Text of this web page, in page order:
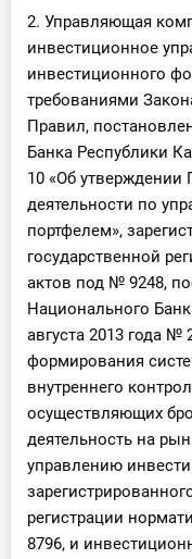
2. Управляющая
инвестиционное
инвестиционного
требованиями
Правил,
Банка Республики
10 «Об утверждении
деятельности по
портфелем»,
государственной
актов под № 9248,
Национального
августа 2013 года
формирования
внутреннего
осуществляющих
деятельность на
управлению
регистрации
8796, и